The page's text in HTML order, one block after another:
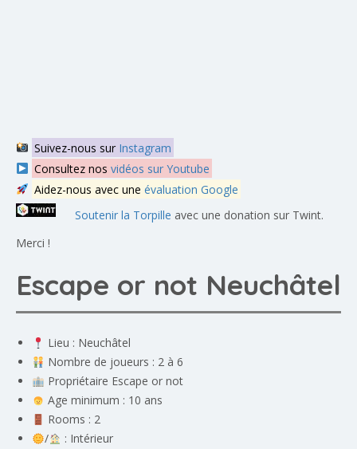
Suivez-nous sur Instagram
Consultez nos vidéos sur Youtube
Aidez-nous avec une évaluation Google
Soutenir la Torpille avec une donation sur Twint.
Merci !
Escape or not Neuchâtel
Lieu : Neuchâtel
Nombre de joueurs : 2 à 6
Propriétaire Escape or not
Age minimum : 10 ans
Rooms : 2
/
: Intérieur